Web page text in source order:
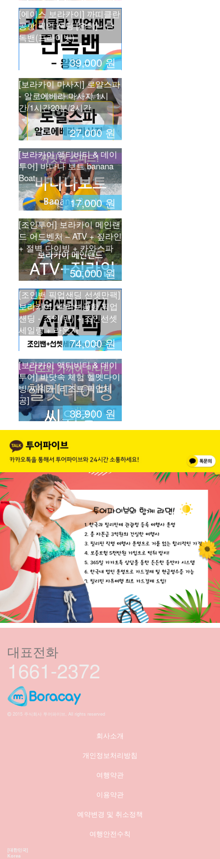
39,000 원
[에이스 보라카이] 까띠클란
공항 픽업 샌딩 [왕복] - 단
독밴(프라이빗)
27,000 원
[보라카이 마사지] 로얄스파
- 알로에베라 마사지 1시
간/1시간20분/2시간
17,000 원
[보라카이 액티비티 & 데이
투어] 바나나 보트 banana
Boat
50,000 원
[조인투어] 보라카이 메인랜
드 어드벤처 – ATV + 짚라인
+ 절벽 다이빙 + 카와스파
74,000 원
[조인밴 픽업샌딩 선셋만팩]
보라카이, 칼리보공항 픽업
샌딩 - 조인(밴) + 조인선셋
세일링 + 라운지
38,900 원
[보라카이 액티비티 & 데이
투어] 바닷속 체험 헬멧다이
빙/씨워커 [리조트 픽업제
공]
대표전화
1661-2372
2015 주식회사 투어파이브, All rights reserved
회사소개
개인정보처리방침
여행약관
이용약관
예약변경 및 취소정책
여행안전수칙
[대한민국]
Korea